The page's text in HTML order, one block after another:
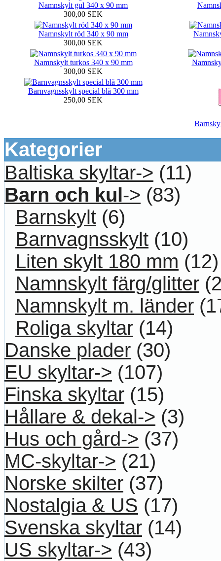
Namnskylt gul 340 x 90 mm
300,00 SEK
Namnskylt röd 340 x 90 mm
300,00 SEK
Namnskylt turkos 340 x 90 mm
300,00 SEK
Barnvagnsskylt special blå 300 mm
250,00 SEK
Kategorier
Baltiska skyltar-> (11)
Barn och kul-> (83)
Barnskylt (6)
Barnvagnsskylt (10)
Liten skylt 180 mm (12)
Namnskylt färg/glitter
Namnskylt m. länder
Roliga skyltar (14)
Danske plader (30)
EU skyltar-> (107)
Finska skyltar (15)
Hållare & dekal-> (3)
Hus och gård-> (37)
MC-skyltar-> (21)
Norske skilter (37)
Nostalgia & US (17)
Svenska skyltar (14)
US skyltar-> (43)